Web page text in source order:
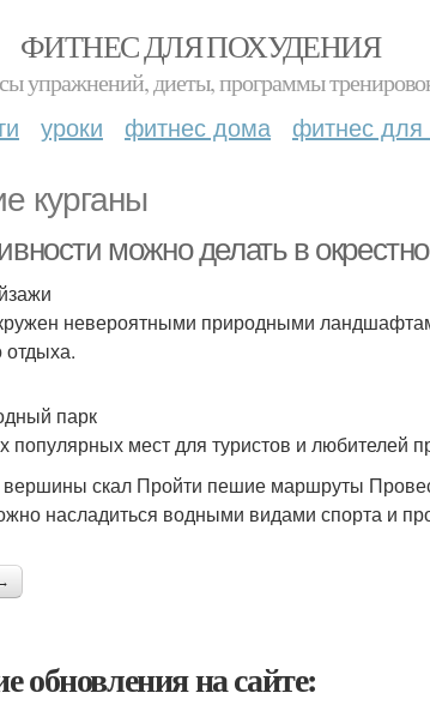
ФИТНЕС ДЛЯ ПОХУДЕНИЯ
упражнений, диеты, программы
уроки фитнес дома фитнес для
курганы
можно делать в
невероятными природными
отдыха.
парк
популярных мест для туристов и любителей
скал Пройти пешие маршруты
насладиться водными видами спорта и
обновления на сайте: